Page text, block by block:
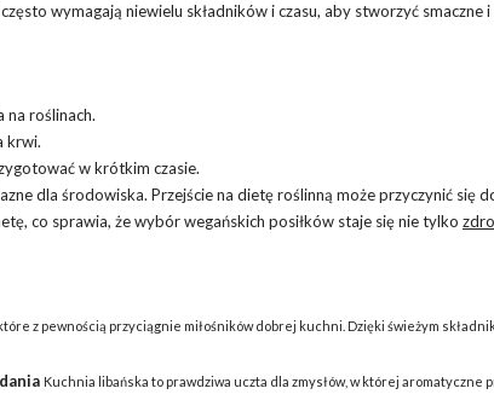
wymagają niewielu składników i czasu, aby stworzyć smaczne
na roślinach.
krwi.
w krótkim czasie.
dla środowiska. Przejście na dietę roślinną może przyczynić się
co sprawia, że wybór wegańskich posiłków staje się nie tylko
z pewnością przyciągnie miłośników dobrej kuchni. Dzięki świeżym
Kuchnia libańska to prawdziwa uczta dla zmysłów, w której aromatyczne